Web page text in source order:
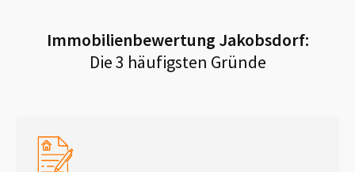
Immobilienbewertung Jakobsdorf:
Die 3 häufigsten Gründe